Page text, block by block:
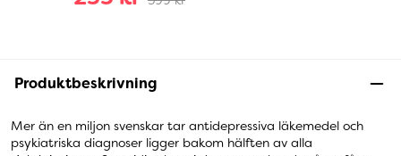
Produktbeskrivning
Mer än en miljon svenskar tar antidepressiva läkemedel och
psykiatriska diagnoser ligger bakom hälften av alla